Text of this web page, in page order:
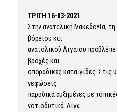
ΤΡΙΤΗ 16-03-2021
Στην ανατολική Μακεδονία,
βόρειου και
ανατολικού Αιγαίου
βροχές και
σποραδικές καταιγίδες. Στις
νεφώσεις
παροδικά αυξημένες με
νοτιοδυτικά. Λίγα